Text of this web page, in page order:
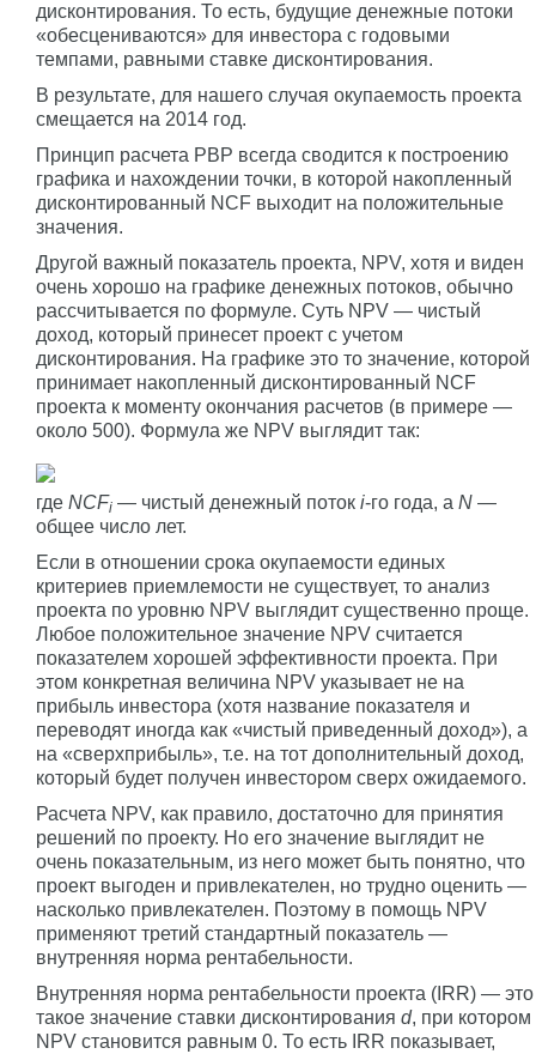
дисконтирования. То есть, будущие денежные потоки
«обесцениваются» для инвестора с годовыми
темпами, равными ставке дисконтирования.
В результате, для нашего случая окупаемость проекта
смещается на 2014 год.
Принцип расчета PBP всегда сводится к построению
графика и нахождении точки, в которой накопленный
дисконтированный NCF выходит на положительные
значения.
Другой важный показатель проекта, NPV, хотя и виден
очень хорошо на графике денежных потоков, обычно
рассчитывается по формуле. Суть NPV — чистый
доход, который принесет проект с учетом
дисконтирования. На графике это то значение, которой
принимает накопленный дисконтированный NCF
проекта к моменту окончания расчетов (в примере —
около 500). Формула же NPV выглядит так:
где NCFi — чистый денежный поток i-го года, а N —
общее число лет.
Если в отношении срока окупаемости единых
критериев приемлемости не существует, то анализ
проекта по уровню NPV выглядит существенно проще.
Любое положительное значение NPV считается
показателем хорошей эффективности проекта. При
этом конкретная величина NPV указывает не на
прибыль инвестора (хотя название показателя и
переводят иногда как «чистый приведенный доход»), а
на «сверхприбыль», т.е. на тот дополнительный доход,
который будет получен инвестором сверх ожидаемого.
Расчета NPV, как правило, достаточно для принятия
решений по проекту. Но его значение выглядит не
очень показательным, из него может быть понятно, что
проект выгоден и привлекателен, но трудно оценить —
насколько привлекателен. Поэтому в помощь NPV
применяют третий стандартный показатель —
внутренняя норма рентабельности.
Внутренняя норма рентабельности проекта (IRR) — это
такое значение ставки дисконтирования d, при котором
NPV становится равным 0. То есть IRR показывает,